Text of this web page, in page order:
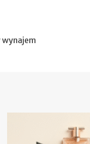
wynajem